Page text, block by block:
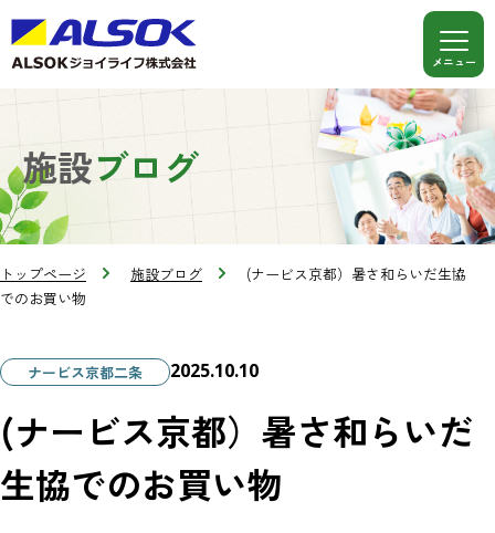
施設ブログ
トップページ 施設ブログ
(ナービス京都）暑さ和らいだ生協
でのお買い物
ナービス京都二条 2025.10.10
(ナービス京都）暑さ和らいだ
生協でのお買い物